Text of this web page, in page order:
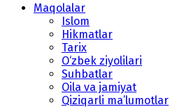
Maqolalar
Islom
Hikmatlar
Tarix
O‘zbek ziyolilari
Suhbatlar
Oila va jamiyat
Qiziqarli ma’lumotlar